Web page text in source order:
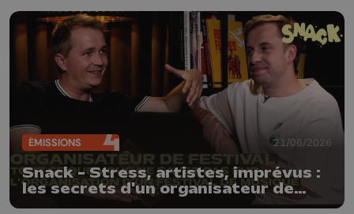
ÉMISSIONS 21/06/2026
Snack - Stress, artistes, imprévus :
les secrets d'un organisateur de
festival électro